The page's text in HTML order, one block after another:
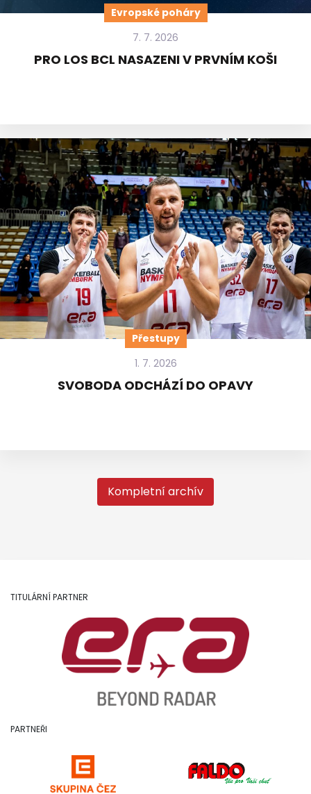
Evropské poháry
7. 7. 2026
PRO LOS BCL NASAZENI V PRVNÍM KOŠI
Přestupy
1. 7. 2026
SVOBODA ODCHÁZÍ DO OPAVY
Kompletní archív
TITULÁRNÍ PARTNER
PARTNEŘI